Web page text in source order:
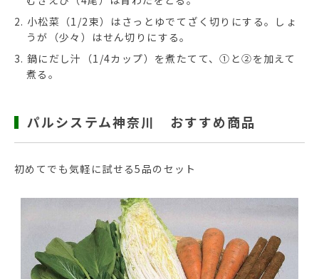
小松菜（1/2束）はさっとゆでてざく切りにする。しょ
うが（少々）はせん切りにする。
鍋にだし汁（1/4カップ）を煮たてて、①と②を加えて
煮る。
パルシステム神奈川 おすすめ商品
初めてでも気軽に試せる5品のセット